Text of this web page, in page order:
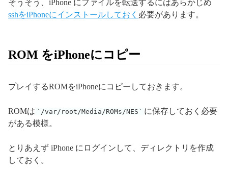
そうそう、iPhone にファイルを転送するにはあらかじめ
sshをiPhoneにインストールしておく 必要があります。
ROM をiPhoneにコピー
プレイするROMをiPhoneにコピーしておきます。
ROMは /var/root/Media/ROMs/NES
に保存しておく必要
がある模様。
とりあえず iPhone にログインして、ディレクトリを作成
しておく。